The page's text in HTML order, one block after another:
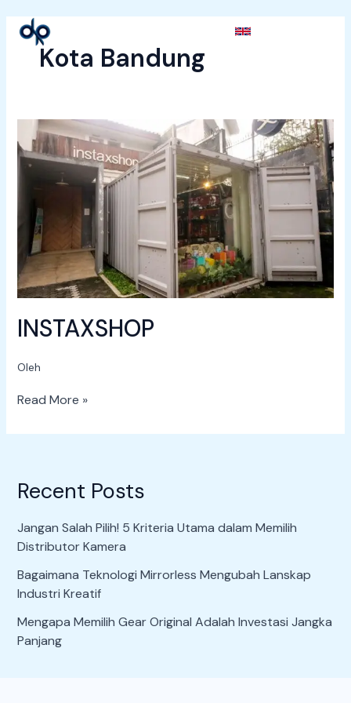
konten
Kota Bandung
INSTAXSHOP
Oleh
INSTAXSHOP
Read More »
Recent Posts
Jangan Salah Pilih! 5 Kriteria Utama dalam Memilih
Distributor Kamera
Bagaimana Teknologi Mirrorless Mengubah Lanskap
Industri Kreatif
Mengapa Memilih Gear Original Adalah Investasi Jangka
Panjang